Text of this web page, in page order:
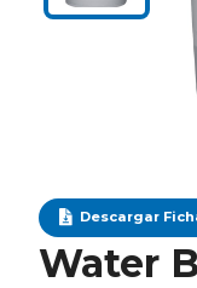
Descargar
Water